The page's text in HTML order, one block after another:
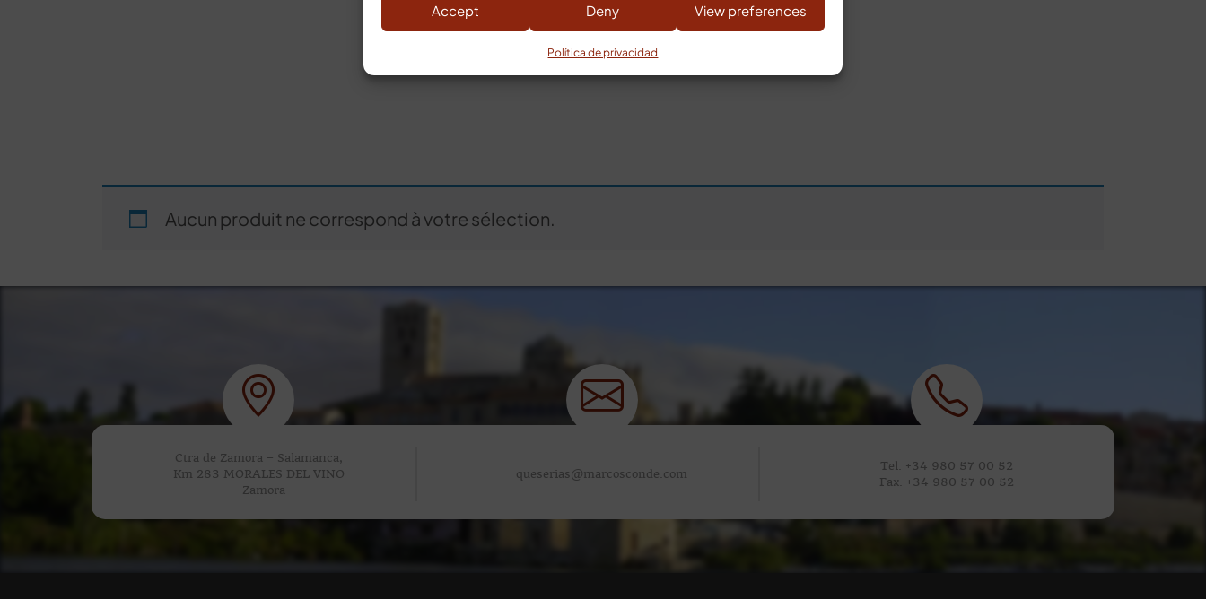
Accept Deny View preferences
Política de privacidad
Aucun produit ne correspond à votre sélection.
Ctra de Zamora – Salamanca,
Km 283 MORALES DEL VINO
– Zamora
queserias@marcosconde.com
Tel. +34 980 57 00 52
Fax. +34 980 57 00 52